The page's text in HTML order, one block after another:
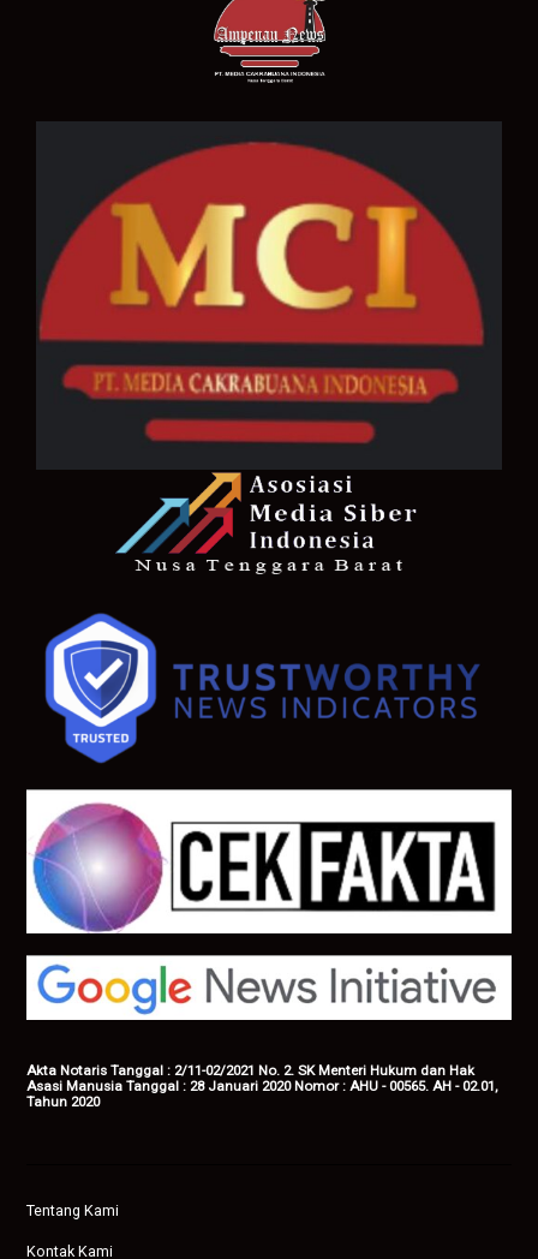
Akta Notaris Tanggal : 2/11-02/2021 No. 2. SK Menteri Hukum dan Hak
Asasi Manusia Tanggal : 28 Januari 2020 Nomor : AHU - 00565. AH - 02.01,
Tahun 2020
Tentang Kami
Kontak Kami